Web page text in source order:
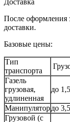
После оформления
доставки.
Базовые цены:
Тип
транспорта
Газель
грузовая,
удлиненная
до
Манипулятордо
Грузовой (с